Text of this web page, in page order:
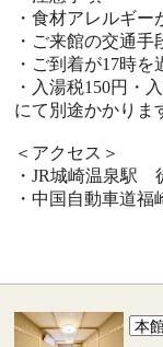
・食材アレルギ
・ご来館の交通
・ご到着が17時
・入湯税150円・
にて別途かかりま
＜アクセス＞
・JR城崎温泉駅
・中国自動車道